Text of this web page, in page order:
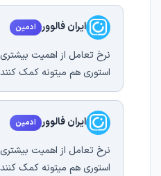
ایران فالوور ادمین
نرخ تعامل از اهمیت بیشتری
استوری هم میتونه کمک
ایران فالوور ادمین
نرخ تعامل از اهمیت بیشتری
استوری هم میتونه کمک